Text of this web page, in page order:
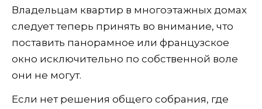
Владельцам квартир в многоэтажных домах
следует теперь принять во внимание, что
поставить панорамное или французское
окно исключительно по собственной воле
они не могут.
Если нет решения общего собрания, где